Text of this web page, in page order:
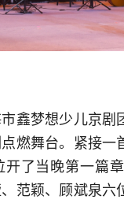
鑫梦想少儿京
燃舞台。紧接
了当晚第一篇
范颖、顾斌泉